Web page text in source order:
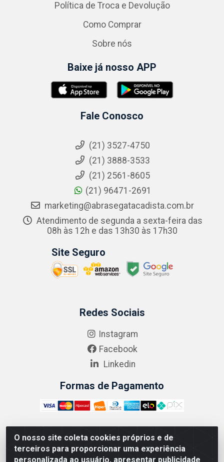
O nosso site coleta cookies próprios e de
terceiros para proporcionar uma experiência
personalizada ao usuário, apresentar publicidade
Política de Troca e Devolução
Como Comprar
Sobre nós
Baixe já nosso APP
Fale Conosco
(21) 3527-4750
(21) 3888-3533
(21) 2561-8605
(21) 96471-2691
marketing@abrasegatacadista.com.br
Atendimento de segunda a sexta-feira das
08h às 12h e das 13h30 às 17h30
Site Seguro
Redes Sociais
Instagram
Facebook
Linkedin
Formas de Pagamento
ABRASEG COMÉRCIO ATACADISTA LTDA - CNPJ:
10.894.768/0001-00 - Avenida Lobo Júnior, 1045 -